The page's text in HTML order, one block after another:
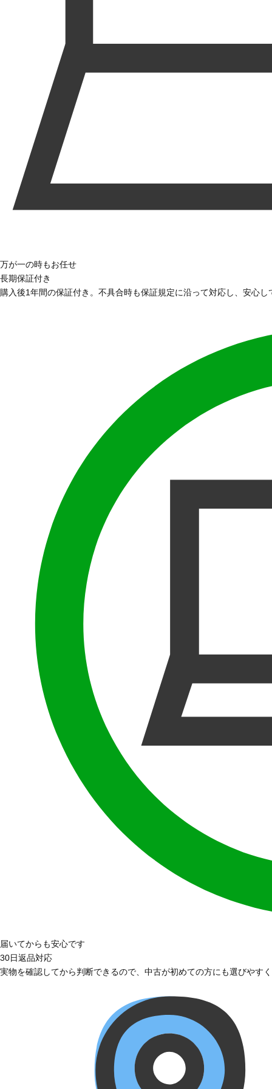
万が一の時もお任せ
長期保証付き
購入後1年間の保証付き。不具合時も保証規定に沿って対応し、安心
届いてからも安心です
30日返品対応
実物を確認してから判断できるので、中古が初めての方にも選びやす